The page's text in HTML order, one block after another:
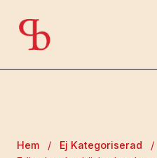
Hem / Ej Kategoriserad /